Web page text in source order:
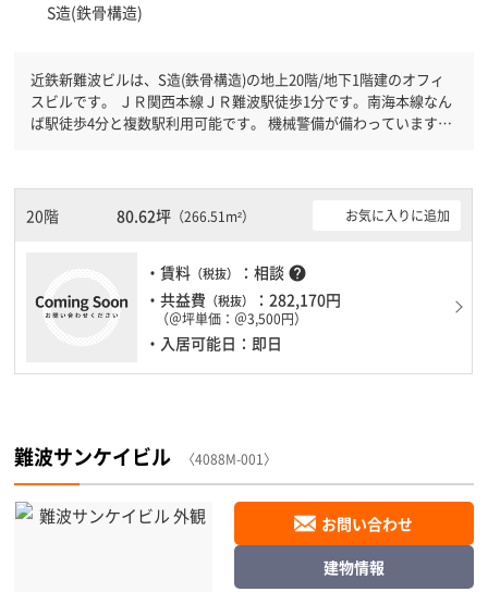
S造(鉄骨構造)
近鉄新難波ビルは、S造(鉄骨構造)の地上20階/地下1階建のオフィ
スビルです。 ＪＲ関西本線ＪＲ難波駅徒歩1分です。南海本線なん
ば駅徒歩4分と複数駅利用可能です。 機械警備が備わっていますの
になりますので時間帯を気にせず利用できます。駐車場もあります
ので、車を利用されるお客様には使いやすいです。１フロア２００
20階 80.62坪 （266.51m²） お気に入りに追加
・賃料 （税抜） ：相談 help
・共益費 （税抜） ：282,170円
（＠坪単価：＠3,500円）
・入居可能日：即日
難波サンケイビル 〈4088M-001〉
お問い合わせ
建物情報